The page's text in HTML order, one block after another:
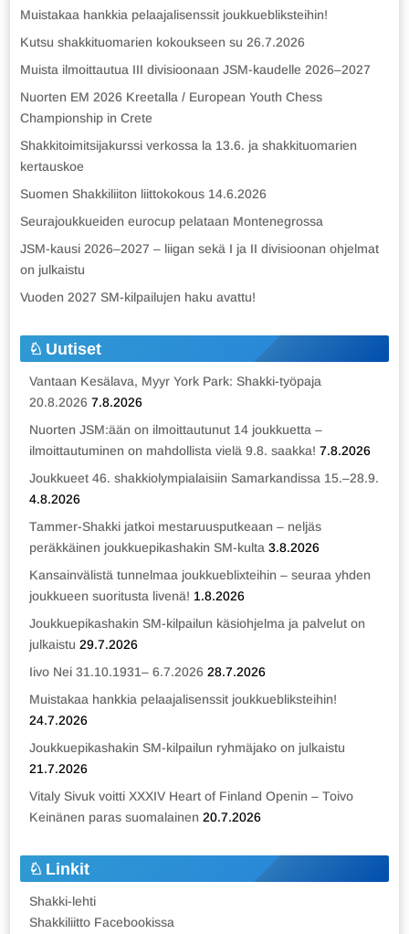
Muistakaa hankkia pelaajalisenssit joukkuebliksteihin!
Kutsu shakkituomarien kokoukseen su 26.7.2026
Muista ilmoittautua III divisioonaan JSM-kaudelle 2026–2027
Nuorten EM 2026 Kreetalla / European Youth Chess
Championship in Crete
Shakkitoimitsijakurssi verkossa la 13.6. ja shakkituomarien
kertauskoe
Suomen Shakkiliiton liittokokous 14.6.2026
Seurajoukkueiden eurocup pelataan Montenegrossa
JSM-kausi 2026–2027 – liigan sekä I ja II divisioonan ohjelmat
on julkaistu
Vuoden 2027 SM-kilpailujen haku avattu!
Uutiset
Vantaan Kesälava, Myyr York Park: Shakki-työpaja
20.8.2026 7.8.2026
Nuorten JSM:ään on ilmoittautunut 14 joukkuetta –
ilmoittautuminen on mahdollista vielä 9.8. saakka! 7.8.2026
Joukkueet 46. shakkiolympialaisiin Samarkandissa 15.–28.9.
4.8.2026
Tammer-Shakki jatkoi mestaruusputkeaan – neljäs
peräkkäinen joukkuepikashakin SM-kulta 3.8.2026
Kansainvälistä tunnelmaa joukkueblixteihin – seuraa yhden
joukkueen suoritusta livenä! 1.8.2026
Joukkuepikashakin SM-kilpailun käsiohjelma ja palvelut on
julkaistu 29.7.2026
Iivo Nei 31.10.1931– 6.7.2026 28.7.2026
Muistakaa hankkia pelaajalisenssit joukkuebliksteihin!
24.7.2026
Joukkuepikashakin SM-kilpailun ryhmäjako on julkaistu
21.7.2026
Vitaly Sivuk voitti XXXIV Heart of Finland Openin – Toivo
Keinänen paras suomalainen 20.7.2026
Linkit
Shakki-lehti
Shakkiliitto Facebookissa